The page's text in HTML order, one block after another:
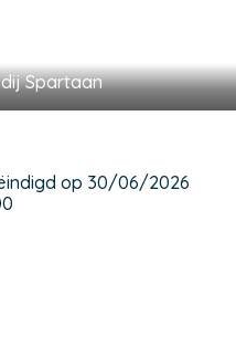
Spartaan
op 30/06/2026